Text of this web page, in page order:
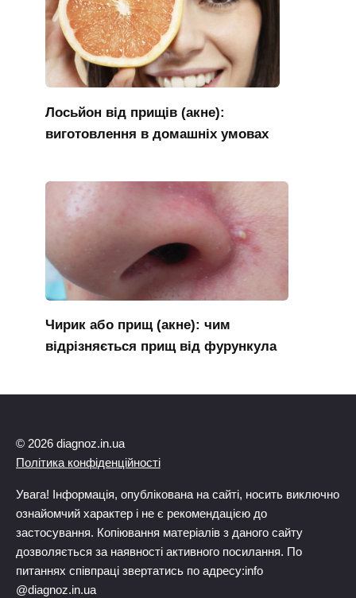
Лосьйон від прищів (акне):
виготовлення в домашніх умовах
Чирик або прищ (акне): чим
відрізняється прищ від фурункула
© 2026 diagnoz.in.ua
Політика конфіденційності
Увага! Інформація, опублікована на сайті, носить виключно
ознайомчий характер і не є рекомендацією до
застосування. Копіювання матеріалів з даного сайту
дозволяється за наявності активного посилання. По
питаннях співпраці звертатись по адресу:info
@diagnoz.in.ua